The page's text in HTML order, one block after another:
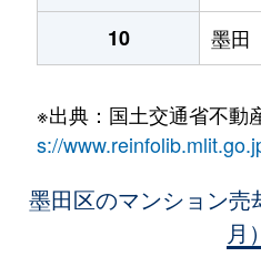
10
墨田
※出典：国土交通省不動
s://
墨田区のマンション
月）